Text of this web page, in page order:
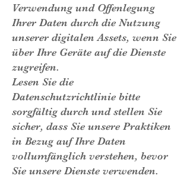
Verwendung und Offenlegung
Ihrer Daten durch die Nutzung
unserer digitalen Assets, wenn Sie
über Ihre Geräte auf die Dienste
zugreifen.
Lesen Sie die
Datenschutzrichtlinie bitte
sorgfältig durch und stellen Sie
sicher, dass Sie unsere Praktiken
in Bezug auf Ihre Daten
vollumfänglich verstehen, bevor
Sie unsere Dienste verwenden.